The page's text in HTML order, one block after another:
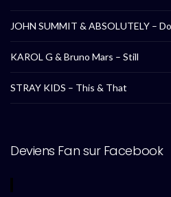
JOHN SUMMIT & ABSOLUTELY –
KAROL G & Bruno Mars – Still
STRAY KIDS – This & That
Deviens Fan sur Facebook